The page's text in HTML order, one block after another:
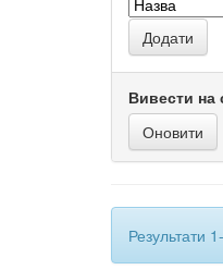
Вивести на
Результати